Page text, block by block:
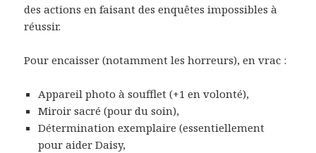
des actions en faisant des enquêtes impossibles à
réussir.
Pour encaisser (notamment les horreurs), en vrac :
Appareil photo à soufflet (+1 en volonté),
Miroir sacré (pour du soin),
Détermination exemplaire (essentiellement
pour aider Daisy,